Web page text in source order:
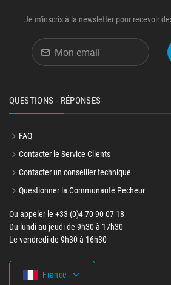
Je m'inscris à la newsletter pour recevoir
QUESTIONS - RÉPONSES
FAQ
Contacter le Service Clients
Contacter un conseiller technique
Questionner la Communauté Pecheur
Ou appeler le +33 (0)4 70 90 07 18
Du lundi au jeudi de 9h30 à 17h30
Le vendredi de 9h30 à 16h30
France